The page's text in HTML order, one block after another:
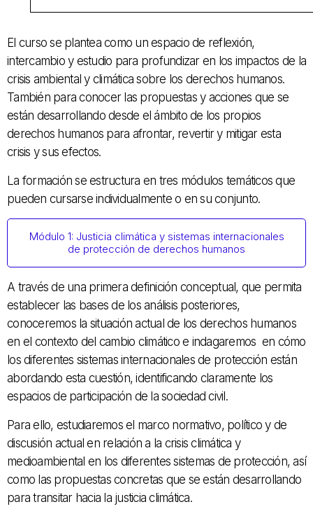
El curso se plantea como un espacio de reflexión,
intercambio y estudio para profundizar en los impactos de la
crisis ambiental y climática sobre los derechos humanos.
También para conocer las propuestas y acciones que se
están desarrollando desde el ámbito de los propios
derechos humanos para afrontar, revertir y mitigar esta
crisis y sus efectos.
La formación se estructura en tres módulos temáticos que
pueden cursarse individualmente o en su conjunto.
Módulo 1: Justicia climática y sistemas internacionales
de protección de derechos humanos
A través de una primera definición conceptual, que permita
establecer las bases de los análisis posteriores,
conoceremos la situación actual de los derechos humanos
en el contexto del cambio climático e indagaremos en cómo
los diferentes sistemas internacionales de protección están
abordando esta cuestión, identificando claramente los
espacios de participación de la sociedad civil.
Para ello, estudiaremos el marco normativo, político y de
discusión actual en relación a la crisis climática y
medioambiental en los diferentes sistemas de protección, así
como las propuestas concretas que se están desarrollando
para transitar hacia la justicia climática.